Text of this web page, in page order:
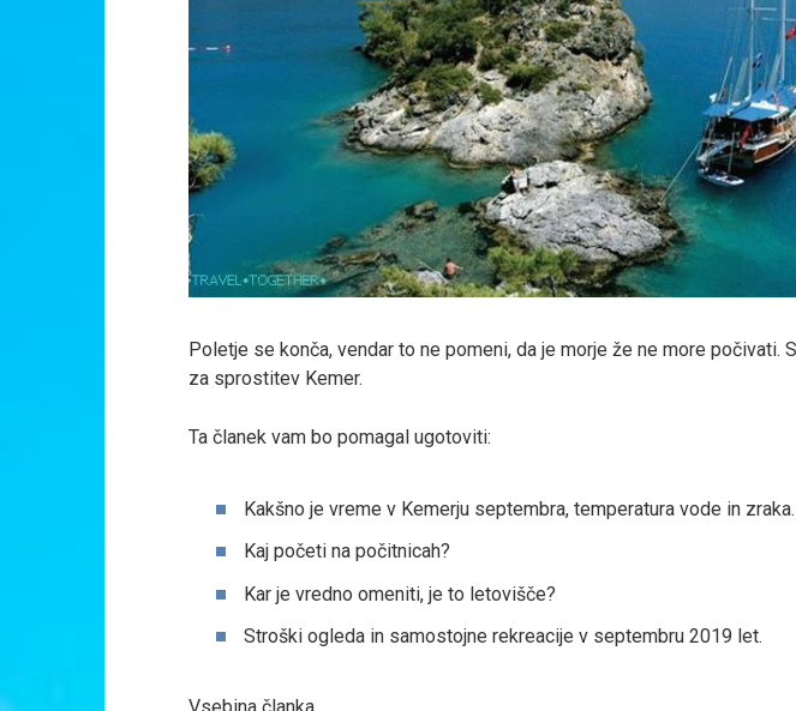
Poletje se konča, vendar to ne pomeni, da je morje že ne more počivati.
za sprostitev Kemer.
Ta članek vam bo pomagal ugotoviti:
Kakšno je vreme v Kemerju septembra, temperatura vode in zraka.
Kaj početi na počitnicah?
Kar je vredno omeniti, je to letovišče?
Stroški ogleda in samostojne rekreacije v septembru 2019 let.